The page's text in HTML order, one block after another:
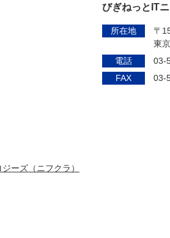
ーズ（ニフクラ）
びぎねっとIT
所在地
〒
東
電話
03-
FAX
03-